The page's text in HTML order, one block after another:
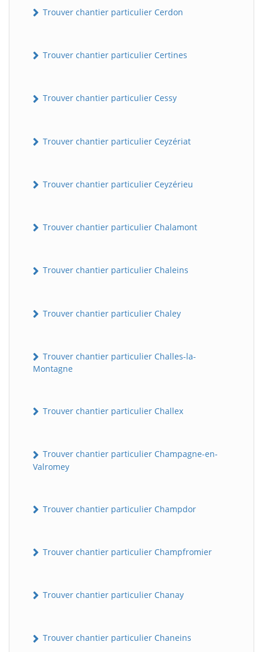
Trouver chantier particulier Cerdon
Trouver chantier particulier Certines
Trouver chantier particulier Cessy
Trouver chantier particulier Ceyzériat
Trouver chantier particulier Ceyzérieu
Trouver chantier particulier Chalamont
Trouver chantier particulier Chaleins
Trouver chantier particulier Chaley
Trouver chantier particulier Challes-la-
Montagne
Trouver chantier particulier Challex
Trouver chantier particulier Champagne-en-
Valromey
Trouver chantier particulier Champdor
Trouver chantier particulier Champfromier
Trouver chantier particulier Chanay
Trouver chantier particulier Chaneins